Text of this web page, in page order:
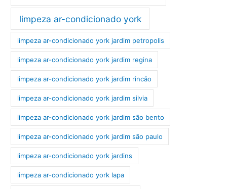
limpeza ar-condicionado york
limpeza ar-condicionado york jardim petropolis
limpeza ar-condicionado york jardim regina
limpeza ar-condicionado york jardim rincão
limpeza ar-condicionado york jardim silvia
limpeza ar-condicionado york jardim são bento
limpeza ar-condicionado york jardim são paulo
limpeza ar-condicionado york jardins
limpeza ar-condicionado york lapa